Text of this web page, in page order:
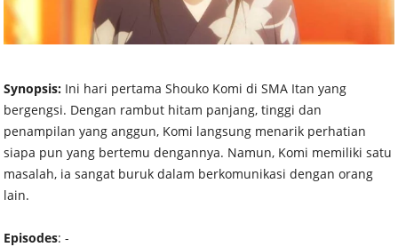
Synopsis: Ini hari pertama Shouko Komi di SMA Itan yang
bergengsi. Dengan rambut hitam panjang, tinggi dan
penampilan yang anggun, Komi langsung menarik perhatian
siapa pun yang bertemu dengannya. Namun, Komi memiliki satu
masalah, ia sangat buruk dalam berkomunikasi dengan orang
lain.
Episodes: -